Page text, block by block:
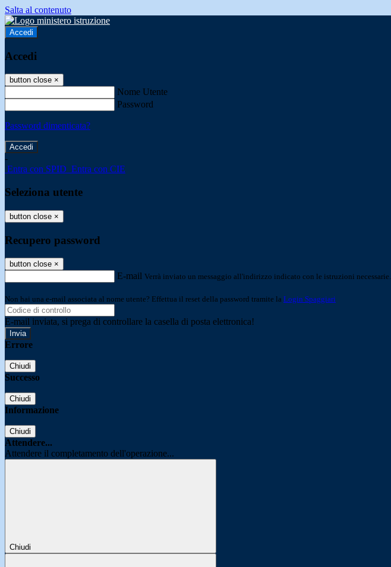
Salta al contenuto
Accedi
Accedi
button close ×
Nome Utente
Password
Password dimenticata?
-
Entra con SPID Entra con CIE
Seleziona utente
button close ×
Recupero password
button close ×
E-mail Verrà inviato un messaggio all'indirizzo indicato con le istruzioni necessarie.
Non hai una e-mail associata al nome utente? Effettua il reset della password tramite la Login Spaggiari
E-mail inviata, si prega di controllare la casella di posta elettronica!
Errore
Chiudi
Successo
Chiudi
Informazione
Chiudi
Attendere...
Attendere il completamento dell'operazione...
Chiudi